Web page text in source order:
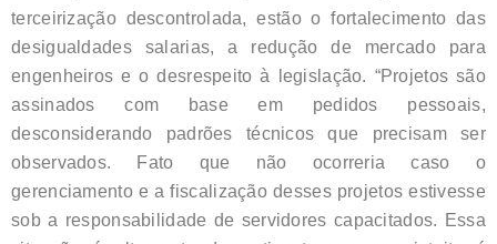
terceirização descontrolada, estão o fortalecimento das
desigualdades salarias, a redução de mercado para
engenheiros e o desrespeito à legislação. “Projetos são
assinados com base em pedidos pessoais,
desconsiderando padrões técnicos que precisam ser
observados. Fato que não ocorreria caso o
gerenciamento e a fiscalização desses projetos estivesse
sob a responsabilidade de servidores capacitados. Essa